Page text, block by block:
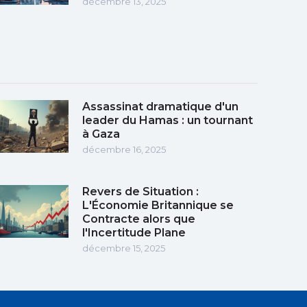
Assassinat dramatique d'un
leader du Hamas : un tournant
à Gaza
décembre 16, 2025
Revers de Situation :
L'Économie Britannique se
Contracte alors que
l'Incertitude Plane
décembre 15, 2025